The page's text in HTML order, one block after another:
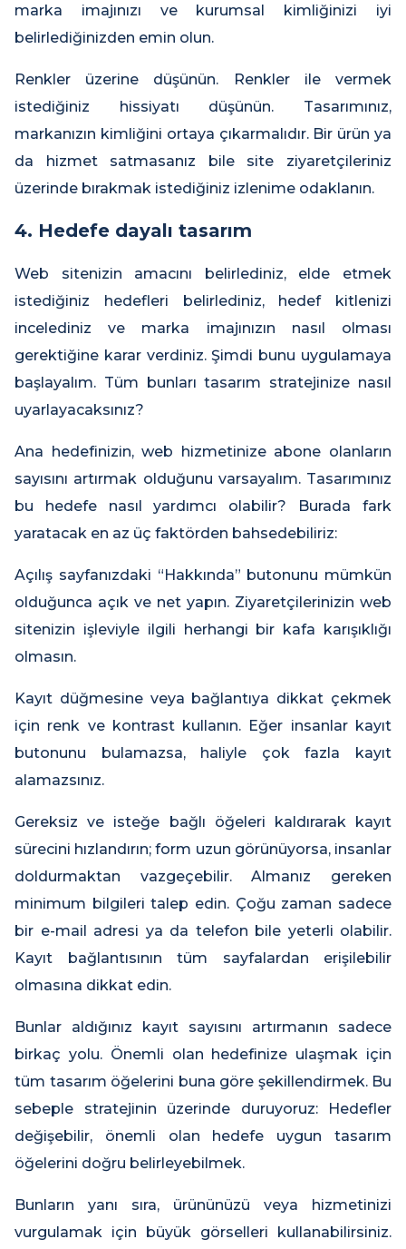
marka imajınızı ve kurumsal kimliğinizi iyi
belirlediğinizden emin olun.
Renkler üzerine düşünün. Renkler ile vermek
istediğiniz hissiyatı düşünün. Tasarımınız,
markanızın kimliğini ortaya çıkarmalıdır. Bir ürün ya
da hizmet satmasanız bile site ziyaretçileriniz
üzerinde bırakmak istediğiniz izlenime odaklanın.
4. Hedefe dayalı tasarım
Web sitenizin amacını belirlediniz, elde etmek
istediğiniz hedefleri belirlediniz, hedef kitlenizi
incelediniz ve marka imajınızın nasıl olması
gerektiğine karar verdiniz. Şimdi bunu uygulamaya
başlayalım. Tüm bunları tasarım stratejinize nasıl
uyarlayacaksınız?
Ana hedefinizin, web hizmetinize abone olanların
sayısını artırmak olduğunu varsayalım. Tasarımınız
bu hedefe nasıl yardımcı olabilir? Burada fark
yaratacak en az üç faktörden bahsedebiliriz:
Açılış sayfanızdaki “Hakkında” butonunu mümkün
olduğunca açık ve net yapın. Ziyaretçilerinizin web
sitenizin işleviyle ilgili herhangi bir kafa karışıklığı
olmasın.
Kayıt düğmesine veya bağlantıya dikkat çekmek
için renk ve kontrast kullanın. Eğer insanlar kayıt
butonunu bulamazsa, haliyle çok fazla kayıt
alamazsınız.
Gereksiz ve isteğe bağlı öğeleri kaldırarak kayıt
sürecini hızlandırın; form uzun görünüyorsa, insanlar
doldurmaktan vazgeçebilir. Almanız gereken
minimum bilgileri talep edin. Çoğu zaman sadece
bir e-mail adresi ya da telefon bile yeterli olabilir.
Kayıt bağlantısının tüm sayfalardan erişilebilir
olmasına dikkat edin.
Bunlar aldığınız kayıt sayısını artırmanın sadece
birkaç yolu. Önemli olan hedefinize ulaşmak için
tüm tasarım öğelerini buna göre şekillendirmek. Bu
sebeple stratejinin üzerinde duruyoruz: Hedefler
değişebilir, önemli olan hedefe uygun tasarım
öğelerini doğru belirleyebilmek.
Bunların yanı sıra, ürününüzü veya hizmetinizi
vurgulamak için büyük görselleri kullanabilirsiniz.